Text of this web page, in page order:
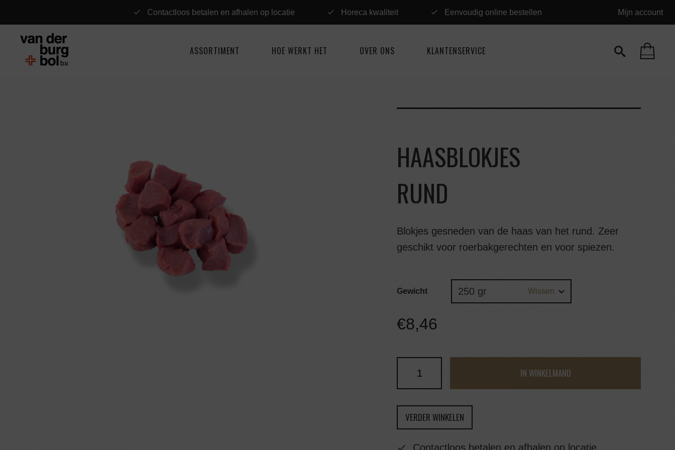
Contactloos betalen en afhalen op locatie Horeca kwaliteit Eenvoudig online bestellen Mijn account
ASSORTIMENT HOE WERKT HET OVER ONS KLANTENSERVICE
HAASBLOKJES
RUND
Blokjes gesneden van de haas van het rund. Zeer
geschikt voor roerbakgerechten en voor spiezen.
Gewicht Wissen
€8,46
IN WINKELMAND
VERDER WINKELEN
Contactloos betalen en afhalen op locatie